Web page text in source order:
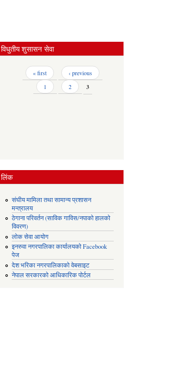
विधुतीय शुसासन सेवा
Pages « first
‹ previous
1
2 3
लिंक
संघीय मामिला तथा सामान्य प्रशासन
मन्त्रालय
ठेगाना परिवर्तन (साविक गाविस/नपाको हालको
विवरण)
लोक सेवा आयोग
इनरुवा नगरपालिका कार्यालयको Facebook
पेज
देश भरिका नगरपालिकाको वेबसाइट
नेपाल सरकारको आधिकारिक पोर्टल